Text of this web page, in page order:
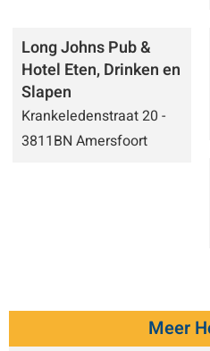
Long Johns Pub &
Hotel Eten, Drinken en
Slapen
Krankeledenstraat 20 -
3811BN Amersfoort
Meer